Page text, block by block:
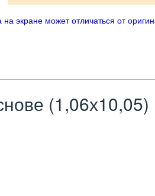
экране может отличаться от
(1,06х10,05)